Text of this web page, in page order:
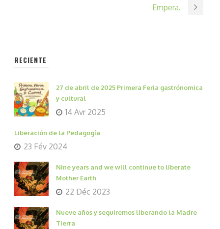
Empera.
RECIENTE
27 de abril de 2025 Primera Feria gastrónomica
y cultural
14 Avr 2025
Liberación de la Pedagogía
23 Fév 2024
Nine years and we will continue to liberate
Mother Earth
22 Déc 2023
Nueve años y seguiremos liberando la Madre
Tierra